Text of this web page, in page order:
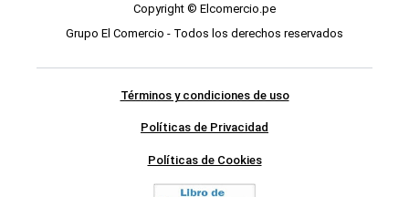
Copyright © Elcomercio.pe
Grupo El Comercio - Todos los derechos reservados
Términos y condiciones de uso
Políticas de Privacidad
Políticas de Cookies